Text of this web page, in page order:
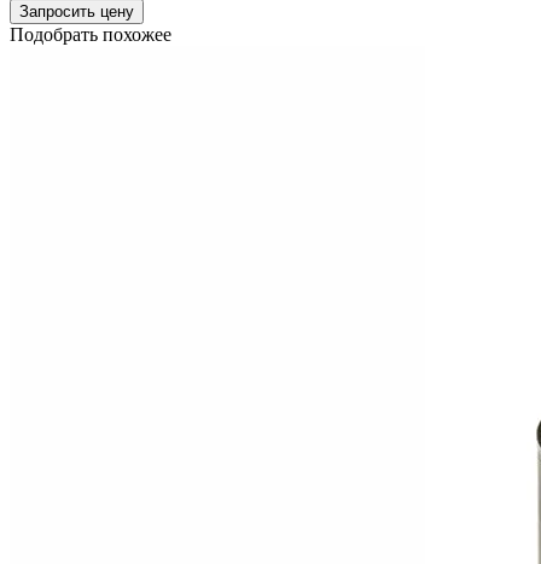
Запросить цену
Подобрать похожее